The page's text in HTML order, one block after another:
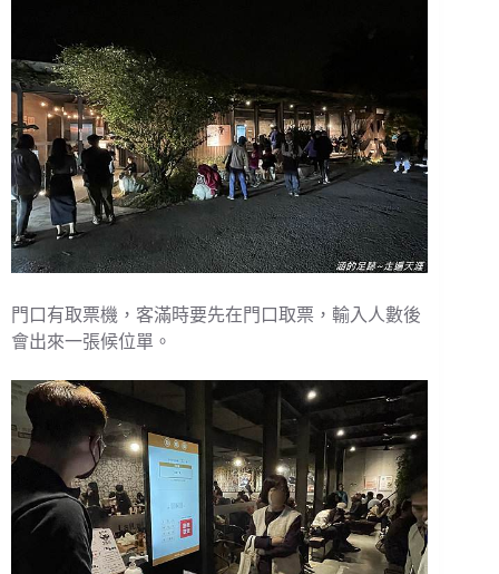
門口有取票機，客滿時要先在門口取票，輸入人數後
會出來一張候位單。